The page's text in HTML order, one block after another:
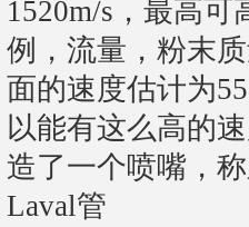
1520m/s，最高
例，流量，粉末
面的速度估计为
以能有这么高的
造了一个喷嘴，
Laval管